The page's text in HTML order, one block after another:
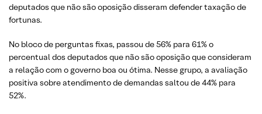
deputados que não são oposição disseram defender taxação de
fortunas.
No bloco de perguntas fixas, passou de 56% para 61% o
percentual dos deputados que não são oposição que consideram
a relação com o governo boa ou ótima. Nesse grupo, a avaliação
positiva sobre atendimento de demandas saltou de 44% para
52%.